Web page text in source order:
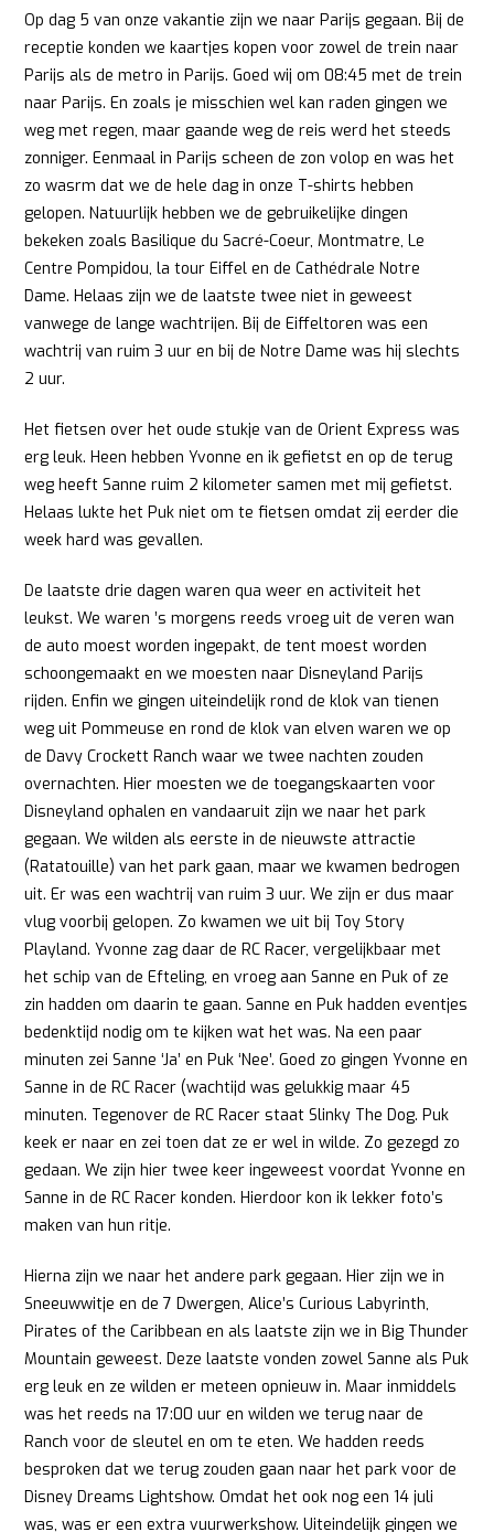
Op dag 5 van onze vakantie zijn we naar Parijs gegaan. Bij de
receptie konden we kaartjes kopen voor zowel de trein naar
Parijs als de metro in Parijs. Goed wij om 08:45 met de trein
naar Parijs. En zoals je misschien wel kan raden gingen we
weg met regen, maar gaande weg de reis werd het steeds
zonniger. Eenmaal in Parijs scheen de zon volop en was het
zo wasrm dat we de hele dag in onze T-shirts hebben
gelopen. Natuurlijk hebben we de gebruikelijke dingen
bekeken zoals Basilique du Sacré-Coeur, Montmatre, Le
Centre Pompidou, la tour Eiffel en de Cathédrale Notre
Dame. Helaas zijn we de laatste twee niet in geweest
vanwege de lange wachtrijen. Bij de Eiffeltoren was een
wachtrij van ruim 3 uur en bij de Notre Dame was hij slechts
2 uur.
Het fietsen over het oude stukje van de Orient Express was
erg leuk. Heen hebben Yvonne en ik gefietst en op de terug
weg heeft Sanne ruim 2 kilometer samen met mij gefietst.
Helaas lukte het Puk niet om te fietsen omdat zij eerder die
week hard was gevallen.
De laatste drie dagen waren qua weer en activiteit het
leukst. We waren ’s morgens reeds vroeg uit de veren wan
de auto moest worden ingepakt, de tent moest worden
schoongemaakt en we moesten naar Disneyland Parijs
rijden. Enfin we gingen uiteindelijk rond de klok van tienen
weg uit Pommeuse en rond de klok van elven waren we op
de Davy Crockett Ranch waar we twee nachten zouden
overnachten. Hier moesten we de toegangskaarten voor
Disneyland ophalen en vandaaruit zijn we naar het park
gegaan. We wilden als eerste in de nieuwste attractie
(Ratatouille) van het park gaan, maar we kwamen bedrogen
uit. Er was een wachtrij van ruim 3 uur. We zijn er dus maar
vlug voorbij gelopen. Zo kwamen we uit bij Toy Story
Playland. Yvonne zag daar de RC Racer, vergelijkbaar met
het schip van de Efteling, en vroeg aan Sanne en Puk of ze
zin hadden om daarin te gaan. Sanne en Puk hadden eventjes
bedenktijd nodig om te kijken wat het was. Na een paar
minuten zei Sanne ‘Ja’ en Puk ‘Nee’. Goed zo gingen Yvonne en
Sanne in de RC Racer (wachtijd was gelukkig maar 45
minuten. Tegenover de RC Racer staat Slinky The Dog. Puk
keek er naar en zei toen dat ze er wel in wilde. Zo gezegd zo
gedaan. We zijn hier twee keer ingeweest voordat Yvonne en
Sanne in de RC Racer konden. Hierdoor kon ik lekker foto’s
maken van hun ritje.
Hierna zijn we naar het andere park gegaan. Hier zijn we in
Sneeuwwitje en de 7 Dwergen, Alice’s Curious Labyrinth,
Pirates of the Caribbean en als laatste zijn we in Big Thunder
Mountain geweest. Deze laatste vonden zowel Sanne als Puk
erg leuk en ze wilden er meteen opnieuw in. Maar inmiddels
was het reeds na 17:00 uur en wilden we terug naar de
Ranch voor de sleutel en om te eten. We hadden reeds
besproken dat we terug zouden gaan naar het park voor de
Disney Dreams Lightshow. Omdat het ook nog een 14 juli
was, was er een extra vuurwerkshow. Uiteindelijk gingen we